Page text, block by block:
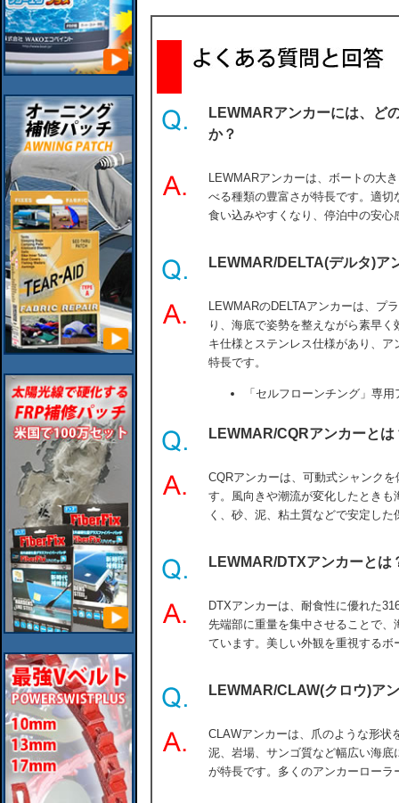
LEWMARアンカーには、ど
か？
LEWMARアンカーは、ボートの大
べる種類の豊富さが特長です。適
食い込みやすくなり、停泊中の安心
LEWMAR/DELTA(デルタ)ア
LEWMARのDELTAアンカーは、プ
り、海底で姿勢を整えながら素早
キ仕様とステンレス仕様があり、
特長です。
「セルフローンチング」専
LEWMAR/CQRアンカーとは
CQRアンカーは、可動式シャンク
す。風向きや潮流が変化したとき
く、砂、泥、粘土質などで安定し
LEWMAR/DTXアンカーとは
DTXアンカーは、耐食性に優れた
先端部に重量を集中させることで
ています。美しい外観を重視するボ
LEWMAR/CLAW(クロウ)ア
CLAWアンカーは、爪のような形状
泥、岩場、サンゴ質など幅広い海
が特長です。多くのアンカーローラ